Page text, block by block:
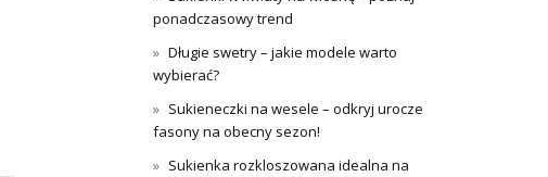
ponadczasowy trend
Długie swetry – jakie modele warto
wybierać?
Sukieneczki na wesele – odkryj urocze
fasony na obecny sezon!
Sukienka rozkloszowana idealna na